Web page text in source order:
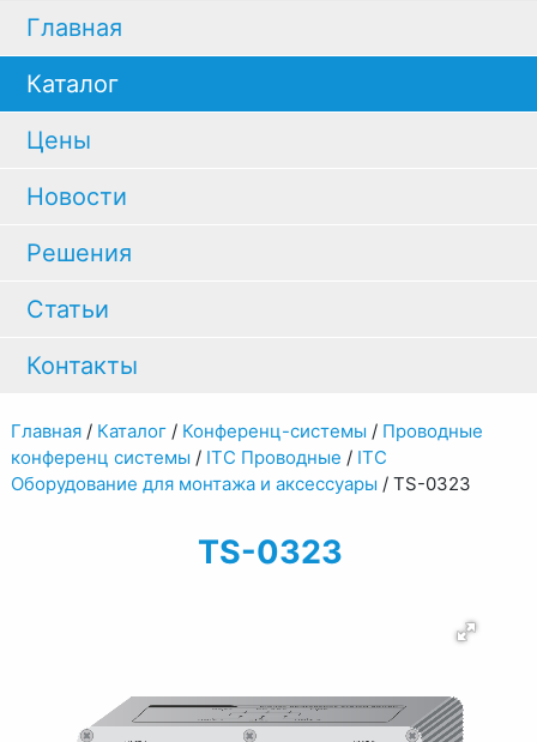
Главная
Каталог
Цены
Новости
Решения
Статьи
Контакты
Главная/ Каталог/ Конференц-системы / Проводные
конференц системы / ITC Проводные / ITC
Оборудование для монтажа и аксессуары / TS-0323
TS-0323